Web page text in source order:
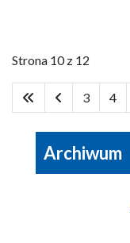
Strona 10 z 12
3 4
Archiwum